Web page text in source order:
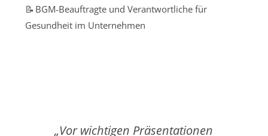
📝 BGM-Beauftragte und Verantwortliche für
Gesundheit im Unternehmen
„Vor wichtigen Präsentationen